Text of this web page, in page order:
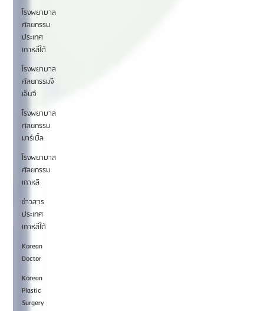
โรงพยาบาล
ศัลยกรรม
ประเทศ
เกาหลีใต้
โรงพยาบาล
ศัลยกรรมจี
เอ็นจี
โรงพยาบาล
ศัลยกรรม
มาร์เบิ้ล
โรงพยาบาล
ศัลยกรรม
เกาหลี
ข่าวสาร
ประเทศ
เกาหลีใต้
Korean
Doctor
Korean
Plastic
Surgery